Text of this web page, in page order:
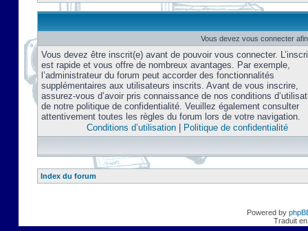
Vous devez vous connecter
Vous devez être inscrit(e) avant de pouvoir vous connecter.
est rapide et vous offre de nombreux avantages. Par exemple,
l’administrateur du forum peut accorder des fonctionnalités
supplémentaires aux utilisateurs inscrits. Avant de vous inscrire,
assurez-vous d’avoir pris connaissance de nos conditions
de notre politique de confidentialité. Veuillez également consulter
attentivement toutes les règles du forum lors de votre navigation.
Conditions d’utilisation| Politique de confidentialité
Index du forum
Powered by
Traduit